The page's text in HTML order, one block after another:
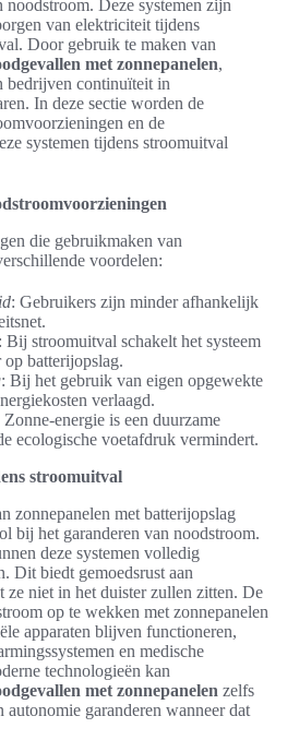
Deze systemen zijn
van elektriciteit tijdens
Door gebruik te maken van
met zonnepanelen,
bedrijven continuïteit in
In deze sectie worden de
en de
systemen tijdens stroomuitval
die gebruikmaken van
voordelen:
: Gebruikers zijn minder afhankelijk
: Bij stroomuitval schakelt het systeem
batterijopslag.
: Bij het gebruik van eigen opgewekte
verlaagd.
Zonne-energie is een duurzame
ecologische voetafdruk vermindert.
stroomuitval
zonnepanelen met batterijopslag
bij het garanderen van noodstroom.
deze systemen volledig
Dit biedt gemoedsrust aan
ze niet in het duister zullen zitten. De
op te wekken met zonnepanelen
apparaten blijven functioneren,
en medische
technologieën kan
met zonnepanelen zelfs
autonomie garanderen wanneer dat